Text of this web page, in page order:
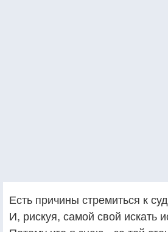
Есть причины стремиться к
И, рискуя, самой свой искать